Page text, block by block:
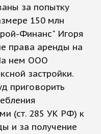
за попытку
150 млн
Финанс" Игоря
права аренды на
нем ООО
застройки.
приговорить
(ст. 285 УК РФ) к
и за получение